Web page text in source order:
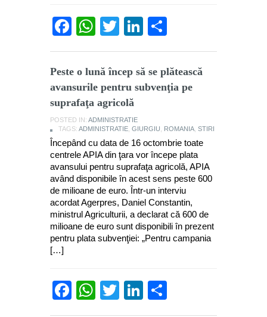
Facebook
WhatsApp
TwitterLinkedIn
Peste o lună încep să se plătească
avansurile pentru subvenţia pe
suprafaţa agricolă
POSTED IN: ADMINISTRATIE
TAGS: ADMINISTRATIE GIURGIU ROMANIA STIRI
Începând cu data de 16 octombrie toate
centrele APIA din ţara vor începe plata
avansului pentru suprafaţa agricolă, APIA
având disponibile în acest sens peste 600
de milioane de euro. Într-un interviu
acordat Agerpres, Daniel Constantin,
ministrul Agriculturii, a declarat că 600 de
milioane de euro sunt disponibili în prezent
pentru plata subvenţiei: „Pentru campania
[…]
Facebook
WhatsApp
TwitterLinkedIn